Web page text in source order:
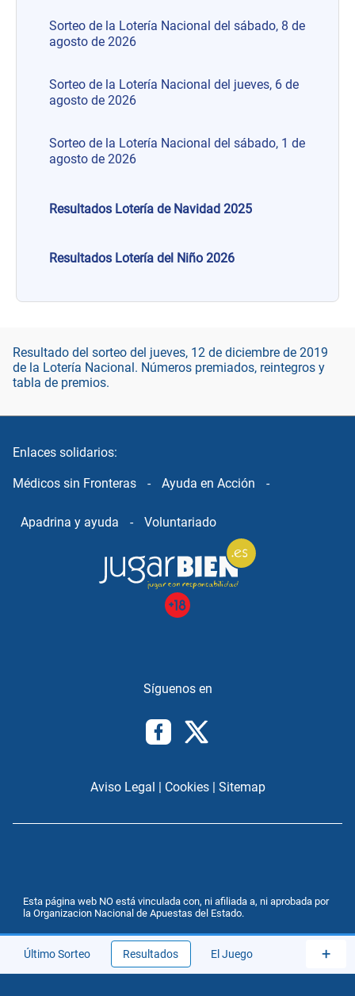
Último Sorteo Resultados El Juego +
Resultado del sorteo del jueves, 12 de diciembre de 2019
de la Lotería Nacional. Números premiados, reintegros y
tabla de premios.
Sorteo de la Lotería Nacional del sábado, 8 de
agosto de 2026
Sorteo de la Lotería Nacional del jueves, 6 de
agosto de 2026
Sorteo de la Lotería Nacional del sábado, 1 de
agosto de 2026
Resultados Lotería de Navidad 2025
Resultados Lotería del Niño 2026
Enlaces solidarios:
Médicos sin Fronteras - Ayuda en Acción -
Apadrina y ayuda - Voluntariado
Aviso Legal | Cookies| Sitemap
Esta página web NO está vinculada con, ni afiliada a, ni aprobada por
la Organizacion Nacional de Apuestas del Estado.